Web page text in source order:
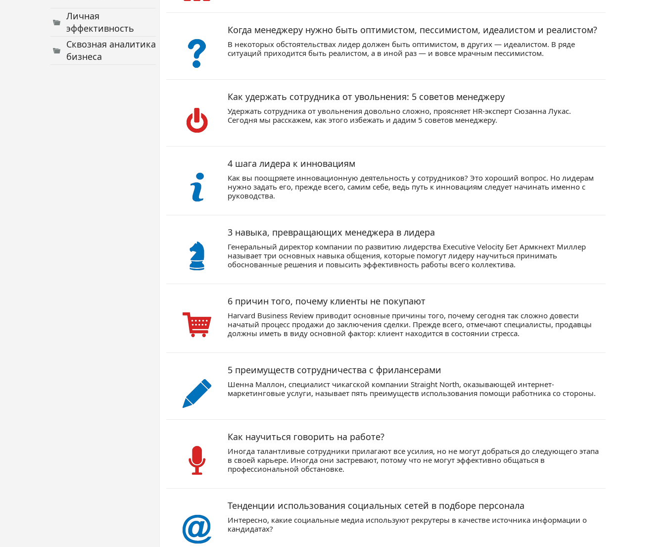
Личная
эффективность
Сквозная аналитика
бизнеса
Когда менеджеру нужно быть оптимистом, пессимистом, идеалистом и реалистом?
В некоторых обстоятельствах лидер должен быть оптимистом, в других — идеалистом. В ряде
ситуаций приходится быть реалистом, а в иной раз — и вовсе мрачным пессимистом.
Как удержать сотрудника от увольнения: 5 советов менеджеру
Удержать сотрудника от увольнения довольно сложно, проясняет HR-эксперт Сюзанна Лукас.
Сегодня мы расскажем, как этого избежать и дадим 5 советов менеджеру.
4 шага лидера к инновациям
Как вы поощряете инновационную деятельность у сотрудников? Это хороший вопрос. Но лидерам
нужно задать его, прежде всего, самим себе, ведь путь к инновациям следует начинать именно с
руководства.
3 навыка, превращающих менеджера в лидера
Генеральный директор компании по развитию лидерства Executive Velocity Бет Армкнехт Миллер
называет три основных навыка общения, которые помогут лидеру научиться принимать
обоснованные решения и повысить эффективность работы всего коллектива.
6 причин того, почему клиенты не покупают
Harvard Business Review приводит основные причины того, почему сегодня так сложно довести
начатый процесс продажи до заключения сделки. Прежде всего, отмечают специалисты, продавцы
должны иметь в виду основной фактор: клиент находится в состоянии стресса.
5 преимуществ сотрудничества с фрилансерами
Шенна Маллон, специалист чикагской компании Straight North, оказывающей интернет-
маркетинговые услуги, называет пять преимуществ использования помощи работника со стороны.
Как научиться говорить на работе?
Иногда талантливые сотрудники прилагают все усилия, но не могут добраться до следующего этапа
в своей карьере. Иногда они застревают, потому что не могут эффективно общаться в
профессиональной обстановке.
Тенденции использования социальных сетей в подборе персонала
Интересно, какие социальные медиа используют рекрутеры в качестве источника информации о
кандидатах?